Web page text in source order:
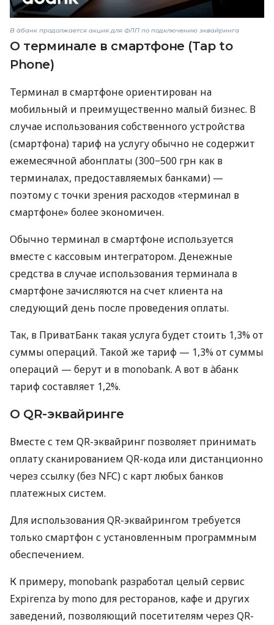
В àбанк продолжается акция для ФЛП по подключению эквайринга
О терминале в смартфоне (Tap to
Phone)
Терминал в смартфоне ориентирован на
мобильный и преимущественно малый бизнес. В
случае использования собственного устройства
(смартфона) тариф на услугу обычно не содержит
ежемесячной абонплаты (300−500 грн как в
терминалах, предоставляемых банками) —
поэтому с точки зрения расходов «терминал в
смартфоне» более экономичен.
Обычно терминал в смартфоне используется
вместе с кассовым интегратором. Денежные
средства в случае использования терминала в
смартфоне зачисляются на счет клиента на
следующий день после проведения оплаты.
Так, в ПриватБанк такая услуга будет стоить 1,3% от
суммы операций. Такой же тариф — 1,3% от суммы
операций — берут и в monobank. А вот в àбанк
тариф составляет 1,2%.
О QR-эквайринге
Вместе с тем QR-эквайринг позволяет принимать
оплату сканированием QR-кода или дистанционно
через ссылку (без NFC) с карт любых банков
платежных систем.
Для использования QR-эквайрингом требуется
только смартфон с установленным программным
обеспечением.
К примеру, monobank разработал целый сервис
Expirenza by mono для ресторанов, кафе и других
заведений, позволяющий посетителям через QR-